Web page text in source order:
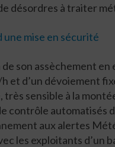
désordres à traiter
une mise en sécurité
son assèchement en
et d’un dévoiement
très sensible à la
contrôle automatisés
aux alertes
les exploitants d’un